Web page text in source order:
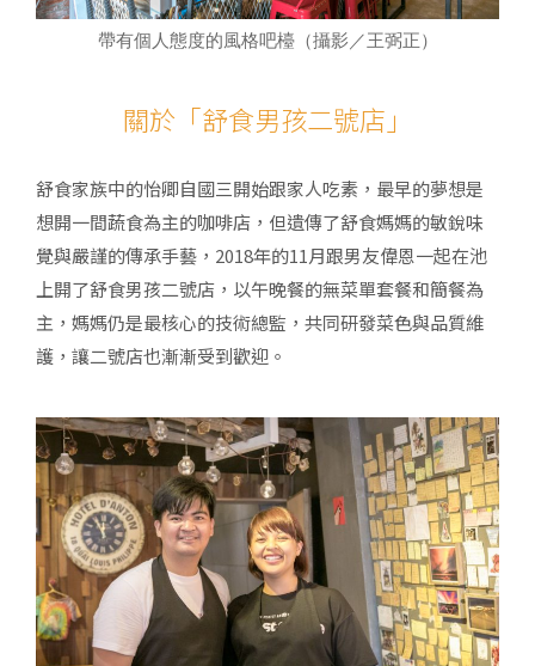
帶有個人態度的風格吧檯（攝影／王弼正）
關於「舒食男孩二號店」
舒食家族中的怡卿自國三開始跟家人吃素，最早的夢想是
想開一間蔬食為主的咖啡店，但遺傳了舒食媽媽的敏銳味
覺與嚴謹的傳承手藝，2018年的11月跟男友偉恩一起在池
上開了舒食男孩二號店，以午晚餐的無菜單套餐和簡餐為
主，媽媽仍是最核心的技術總監，共同研發菜色與品質維
護，讓二號店也漸漸受到歡迎。